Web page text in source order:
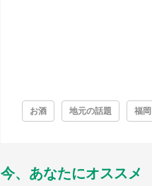
お酒 地元の話題 福岡
今、あなたにオススメ